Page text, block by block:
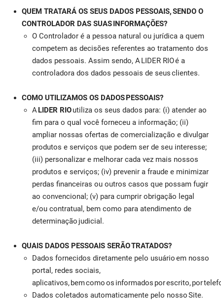
QUEM TRATARÁ OS SEUS DADOS PESSOAIS, SENDO O
CONTROLADOR DAS SUAS INFORMAÇÕES?
O Controlador é a pessoa natural ou jurídica a quem
competem as decisões referentes ao tratamento dos
dados pessoais. Assim sendo, A LIDER RIO é a
controladora dos dados pessoais de seus clientes.
COMO UTILIZAMOS OS DADOS PESSOAIS?
A LIDER RIOutiliza os seus dados para: (i) atender ao
fim para o qual você forneceu a informação; (ii)
ampliar nossas ofertas de comercialização e divulgar
produtos e serviços que podem ser de seu interesse;
(iii) personalizar e melhorar cada vez mais nossos
produtos e serviços; (iv) prevenir a fraude e minimizar
perdas financeiras ou outros casos que possam fugir
ao convencional; (v) para cumprir obrigação legal
e/ou contratual, bem como para atendimento de
determinação judicial.
QUAIS DADOS PESSOAIS SERÃO TRATADOS?
Dados fornecidos diretamente pelo usuário em nosso
portal, redes sociais,
aplicativos, bem como os informados por escrito, por
Dados coletados automaticamente pelo nosso Site.